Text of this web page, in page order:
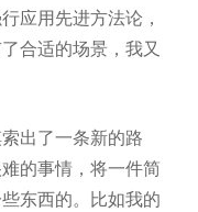
应用先进方法论，
合适的场景，我又
出了一条新的路
的事情，将一件简
东西的。比如我的